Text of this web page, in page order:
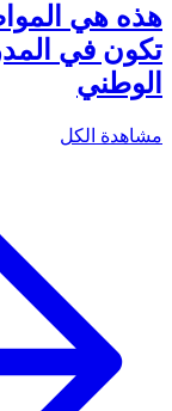
هذه هي
تكون في
الوطني
مشاهدة الكل